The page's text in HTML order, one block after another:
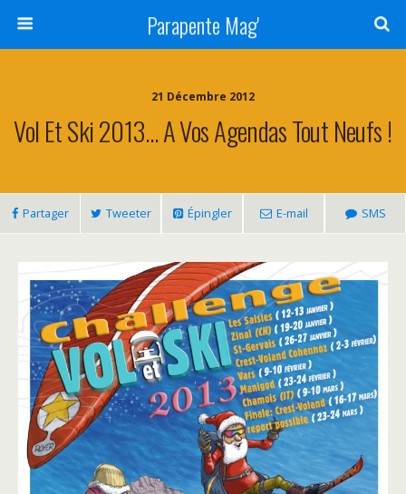
Parapente Mag'
21 Décembre 2012
Vol Et Ski 2013… A Vos Agendas Tout Neufs !
Partager Tweeter Épingler E-mail SMS